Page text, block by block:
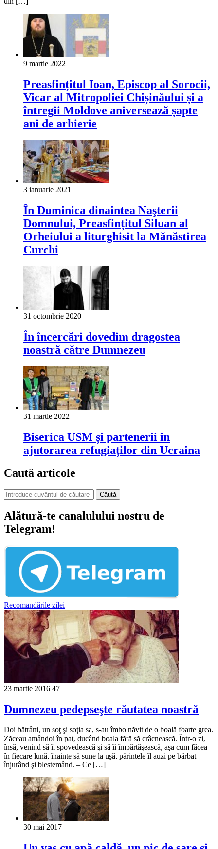
9 martie 2022
Preasfințitul Ioan, Episcop al Sorocii,
Vicar al Mitropoliei Chișinăului și a
întregii Moldove aniversează șapte
ani de arhierie
3 ianuarie 2021
În Duminica dinaintea Naşterii
Domnului, Preasfințitul Siluan al
Orheiului a liturghisit la Mănăstirea
Curchi
31 octombrie 2020
În încercări dovedim dragostea
noastră către Dumnezeu
31 martie 2022
Biserica USM și partenerii în
ajutorarea refugiaților din Ucraina
Caută articole
Căută
Alătură-te canalulului nostru de
Telegram!
Recomandările zilei
23 martie 2016 47
Dumnezeu pedepseşte răutatea noastră
Doi bătrâni, un soţ şi soţia sa, s-au îmbolnăvit de o boală foarte grea.
Zăceau amândoi în pat, ducând boala fără să crâcnească. Într-o zi,
însă, venind să îi spovedească şi să îi împărtăşească, aşa cum făcea
în fiecare lună, înainte să sune la uşă, părintele îl auzi pe bărbat
înjurând şi blestemând. – Ce […]
30 mai 2017